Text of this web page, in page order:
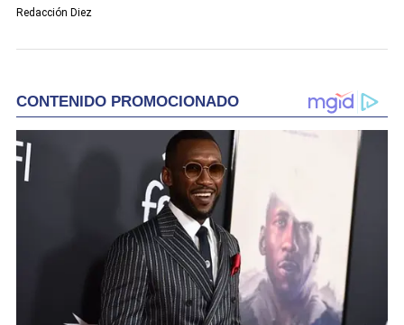
Redacción Diez